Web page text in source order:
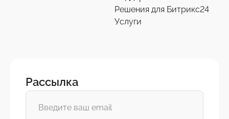
Решения для Битрикс24
Услуги
Рассылка